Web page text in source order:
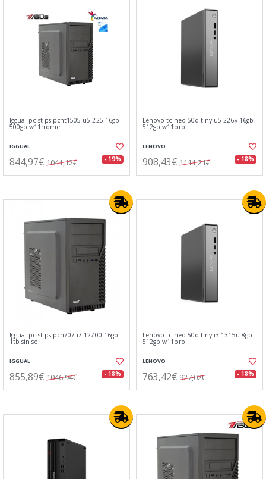
Iggual pc st psipcht1505 u5-225 16gb
500gb w11home
IGGUAL
844,97€ 1041,12€ - 19%
Lenovo tc neo 50q tiny u5-226v 16gb
512gb w11pro
LENOVO
908,43€ 1111,21€ - 18%
Iggual pc st psipch707 i7-12700 16gb
1tb sin so
IGGUAL
855,89€ 1046,94€ - 18%
Lenovo tc neo 50q tiny i3-1315u 8gb
512gb w11pro
LENOVO
763,42€ 927,02€ - 18%